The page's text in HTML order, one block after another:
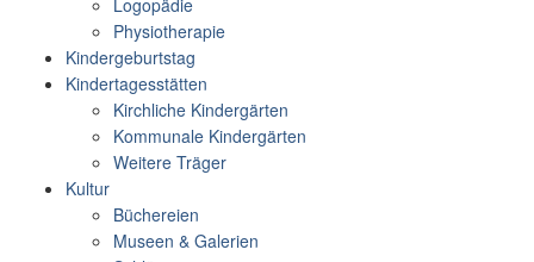
Physiotherapie
Kindergeburtstag
Kindertagesstätten
Kirchliche Kindergärten
Kommunale Kindergärten
Weitere Träger
Kultur
Büchereien
Museen & Galerien